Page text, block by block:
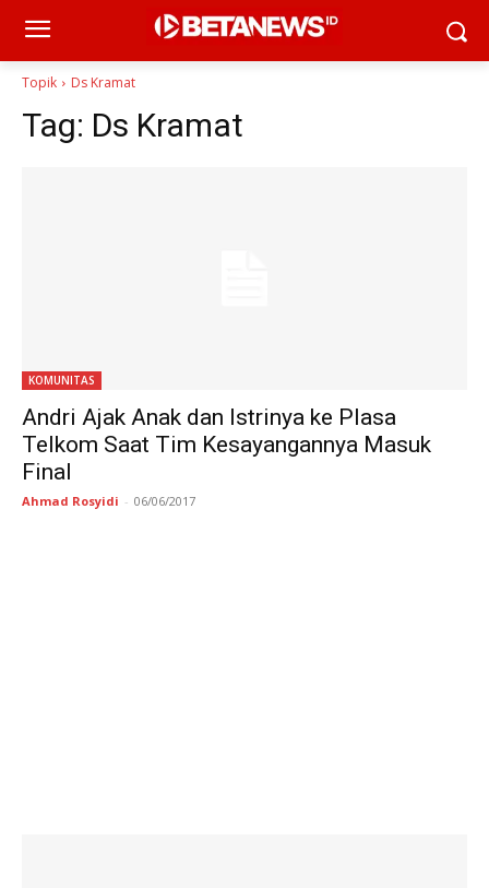
Topik Ds Kramat
Tag: Ds Kramat
KOMUNITAS
Andri Ajak Anak dan Istrinya ke Plasa
Telkom Saat Tim Kesayangannya Masuk
Final
Ahmad Rosyidi - 06/06/2017